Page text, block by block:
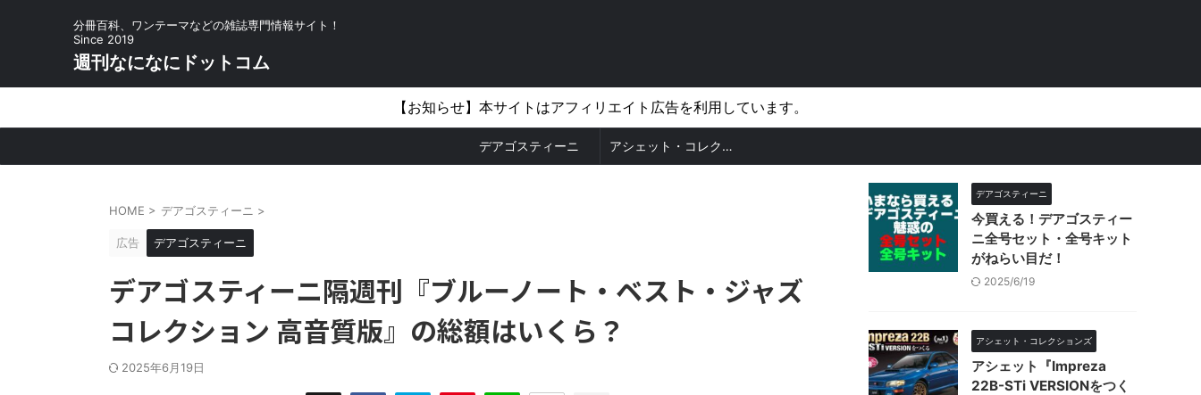
分冊百科、ワンテーマなどの雑誌専門情報サイト！
Since 2019
週刊なになにドットコム
【お知らせ】本サイトはアフィリエイト広告を利用しています。
デアゴスティーニ アシェット・コレクションズ
HOME > デアゴスティーニ >
広告 デアゴスティーニ
デアゴスティーニ隔週刊『ブルーノート・ベスト・ジャズ
コレクション 高音質版』の総額はいくら？
2025年6月19日
デアゴスティーニ
今買える！デアゴスティー
ニ全号セット・全号キット
がねらい目だ！
2025/6/19
アシェット・コレクションズ
アシェット『Impreza
22B-STi VERSIONをつく